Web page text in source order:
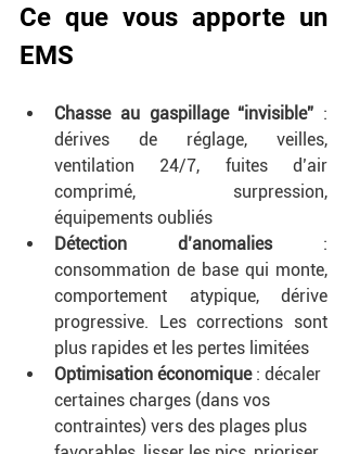
Ce que vous apporte un
EMS
Chasse au gaspillage “invisible” :
dérives de réglage, veilles,
ventilation 24/7, fuites d’air
comprimé, surpression,
équipements oubliés
Détection d’anomalies :
consommation de base qui monte,
comportement atypique, dérive
progressive. Les corrections sont
plus rapides et les pertes limitées
Optimisation économique : décaler
certaines charges (dans vos
contraintes) vers des plages plus